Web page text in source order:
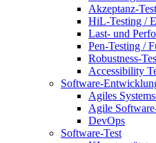
Akzeptanz-
HiL-Testing /
Last- und
Pen-Testing /
Robustness-
Accessibility
Software-
Agiles
Agile
DevOps
Software-Test